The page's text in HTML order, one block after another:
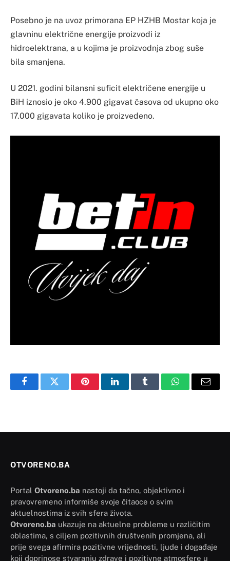
Posebno je na uvoz primorana EP HZHB Mostar koja je
glavninu električne energije proizvodi iz
hidroelektrana, a u kojima je proizvodnja zbog suše
bila smanjena.
U 2021. godini bilansni suficit električene energije u
BiH iznosio je oko 4.900 gigavat časova od ukupno oko
17.000 gigavata koliko je proizvedeno.
FacebookTwitter PinterestLinkedInTumblr WhatsAppEmail
OTVORENO.BA
Portal Otvoreno.ba nastoji da tačno, objektivno i
pravovremeno informiše svoje čitaoce o svim
aktuelnostima iz svih sfera života.
Otvoreno.ba ukazuje na aktuelne probleme u različitim
oblastima, s ciljem pozitivnih društvenih promjena, ali
prije svega afirmira pozitivne vrijednosti, ljude i događaje
koji doprinose stvaranju zdrave i pozitivne atmosfere u